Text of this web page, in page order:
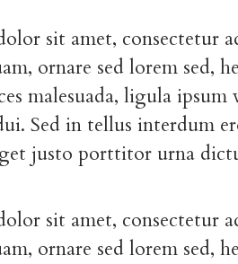
sit amet, consectetur
ornare sed lorem sed,
malesuada, ligula ipsum
Sed in tellus interdum
justo porttitor urna
sit amet, consectetur
ornare sed lorem sed,